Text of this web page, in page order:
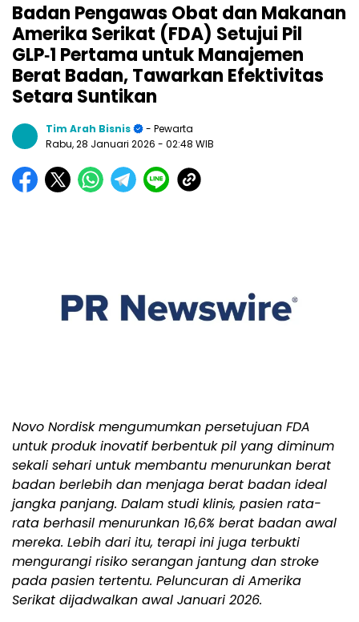
Badan Pengawas Obat dan Makanan
Amerika Serikat (FDA) Setujui Pil
GLP‑1 Pertama untuk Manajemen
Berat Badan, Tawarkan Efektivitas
Setara Suntikan
Tim Arah Bisnis
- Pewarta
Rabu, 28 Januari 2026 - 02:48 WIB
Novo Nordisk mengumumkan persetujuan FDA
untuk produk inovatif berbentuk pil yang diminum
sekali sehari untuk membantu menurunkan berat
badan berlebih dan menjaga berat badan ideal
jangka panjang. Dalam studi klinis, pasien rata-
rata berhasil menurunkan 16,6% berat badan awal
mereka. Lebih dari itu, terapi ini juga terbukti
mengurangi risiko serangan jantung dan stroke
pada pasien tertentu. Peluncuran di Amerika
Serikat dijadwalkan awal Januari 2026.